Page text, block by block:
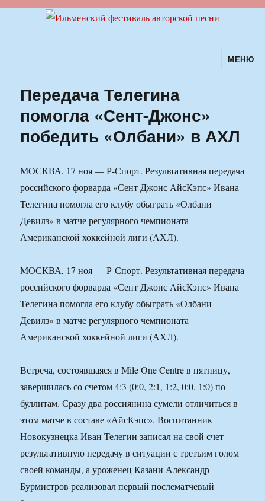
Ильменский фестиваль авторскойМЕНЮ
Передача Телегина
помогла «Сент-Джонс»
победить «Олбани» в АХЛ
МОСКВА, 17 ноя — Р-Спорт. Результативная передача
российского форварда «Сент Джонс АйсКэпс» Ивана
Телегина помогла его клубу обыграть «Олбани
Девилз» в матче регулярного чемпионата
Американской хоккейной лиги (АХЛ).
МОСКВА, 17 ноя — Р-Спорт. Результативная передача
российского форварда «Сент Джонс АйсКэпс» Ивана
Телегина помогла его клубу обыграть «Олбани
Девилз» в матче регулярного чемпионата
Американской хоккейной лиги (АХЛ).
Встреча, состоявшаяся в Mile One Centre в пятницу,
завершилась со счетом 4:3 (0:0, 2:1, 1:2, 0:0, 1:0) по
буллитам. Сразу два россиянина сумели отличиться в
этом матче в составе «АйсКэпс». Воспитанник
Новокузнецка Иван Телегин записал на свой счет
результативную передачу в ситуации с третьим голом
своей команды, а уроженец Казани Александр
Бурмистров реализовал первый послематчевый